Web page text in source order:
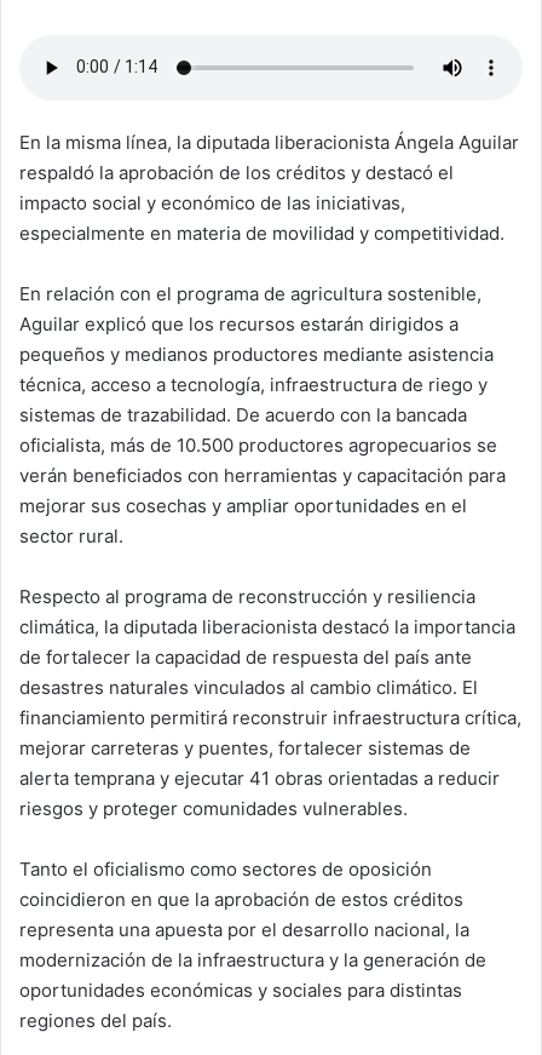
En la misma línea, la diputada liberacionista Ángela Aguilar
respaldó la aprobación de los créditos y destacó el
impacto social y económico de las iniciativas,
especialmente en materia de movilidad y competitividad.
En relación con el programa de agricultura sostenible,
Aguilar explicó que los recursos estarán dirigidos a
pequeños y medianos productores mediante asistencia
técnica, acceso a tecnología, infraestructura de riego y
sistemas de trazabilidad. De acuerdo con la bancada
oficialista, más de 10.500 productores agropecuarios se
verán beneficiados con herramientas y capacitación para
mejorar sus cosechas y ampliar oportunidades en el
sector rural.
Respecto al programa de reconstrucción y resiliencia
climática, la diputada liberacionista destacó la importancia
de fortalecer la capacidad de respuesta del país ante
desastres naturales vinculados al cambio climático. El
financiamiento permitirá reconstruir infraestructura crítica,
mejorar carreteras y puentes, fortalecer sistemas de
alerta temprana y ejecutar 41 obras orientadas a reducir
riesgos y proteger comunidades vulnerables.
Tanto el oficialismo como sectores de oposición
coincidieron en que la aprobación de estos créditos
representa una apuesta por el desarrollo nacional, la
modernización de la infraestructura y la generación de
oportunidades económicas y sociales para distintas
regiones del país.